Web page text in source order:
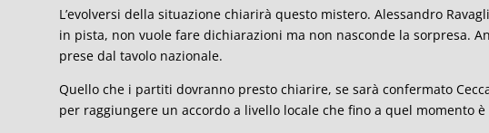
L’evolversi della situazione chiarirà questo mistero. Alessandro
in pista, non vuole fare dichiarazioni ma non nasconde la sorpresa.
prese dal tavolo nazionale.
Quello che i partiti dovranno presto chiarire, se sarà confermato
per raggiungere un accordo a livello locale che fino a quel momento